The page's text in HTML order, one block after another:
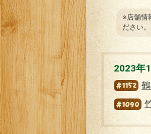
※店舗情
ださい。
2023年
#1152
#1090